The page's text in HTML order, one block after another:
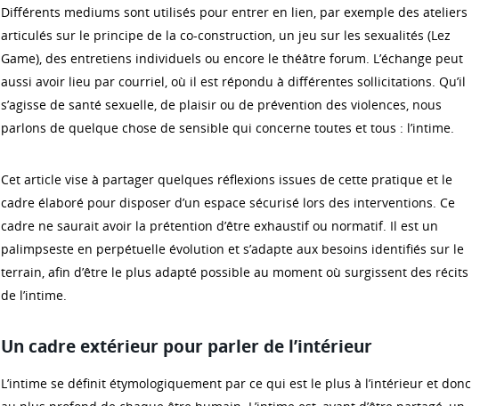
Différents mediums sont utilisés pour entrer en lien, par exemple des ateliers
articulés sur le principe de la co-construction, un jeu sur les sexualités (Lez
Game), des entretiens individuels ou encore le théâtre forum. L’échange peut
aussi avoir lieu par courriel, où il est répondu à différentes sollicitations. Qu’il
s’agisse de santé sexuelle, de plaisir ou de prévention des violences, nous
parlons de quelque chose de sensible qui concerne toutes et tous : l’intime.
Cet article vise à partager quelques réflexions issues de cette pratique et le
cadre élaboré pour disposer d’un espace sécurisé lors des interventions. Ce
cadre ne saurait avoir la prétention d’être exhaustif ou normatif. Il est un
palimpseste en perpétuelle évolution et s’adapte aux besoins identifiés sur le
terrain, afin d’être le plus adapté possible au moment où surgissent des récits
de l’intime.
Un cadre extérieur pour parler de l’intérieur
L’intime se définit étymologiquement par ce qui est le plus à l’intérieur et donc